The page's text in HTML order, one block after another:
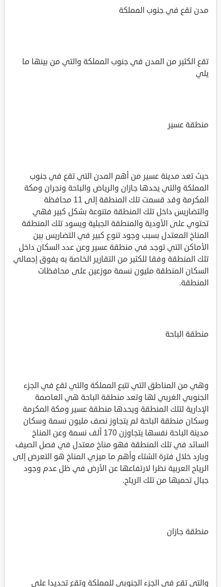
مدن تقع في جنوب المملكة
تقع الكثير من المدن في جنوب المملكة والتي من بينها ما
يلي
منطقة عسير
حيث تعد مدينة عسير من أهم المدن التي تقع في جنوب
المملكة والتي يحدها جازان والرياض والباحة ونجران ومكة
المكرمة وقد قسمت تلك المنطقة إلى 11 محافظة
والتضاريس داخل تلك المنطقة متنوعة بشكل كبير فهي
تحتوي على الأودية والمنطقة الجبلية ويسود تلك المنطقة
المناخ المعتدل بسبب وجود تنوع كبير في التضاريس بين
الأماكن التي توجد في منطقة عسير وعن عدد السكان داخل
تلك المنطقة وفقا للكثير من التقارير الخاصة به يفوق إجمالي
السكان المنطقة مليون نسمة موزعين على محافظات
المنطقة.
منطقة الباحة
وهي من المناطق التي تتبع المملكة والتي تقع في الجزء
الجنوبي الغربي لها وتعد منطقة الباحة هي العاصمة
الإدارية لتلك المنطقة ويحدها منطقة عسير ومكة المكرمة
وسكان منطقة الباحة لم يتجاوز نصف مليون نسمة وسكان
مدينة الباحة نفسها يتجاوزن 170 ألف نسمة وعن المناخ
السائد في تلك المنطقة فهو مناخ معتدل في فصل الصيف
وبارد خلال فترة الشتاء وأهم ما ميزي المناخ هو التعرض إلى
الرياح العربية نظرا لارتفاعها عن الأرض في ظل عدم وجود
جبال تحميها من تلك الرياح.
منطقة جازان
والتي تقع في الجزء الجنوبي للمملكة وتقع تحديدا على